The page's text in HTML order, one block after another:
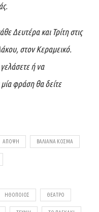
Δευτέρα και Τρίτη στις
στον Κεραμεικό.
ή να
φράση θα δείτε
ΆΠΟΨΗ ΒΑΛΙΆΝΑ ΚΟΣΜΆ
ΗΘΟΠΟΙΌΣ ΘΈΑΤΡΟ